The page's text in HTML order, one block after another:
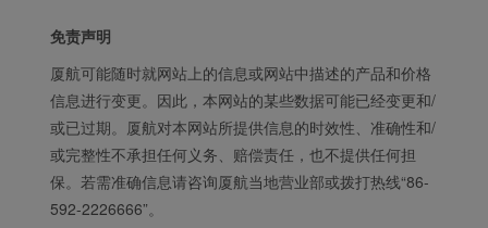
免责声明
厦航可能随时就网站上的信息或网站中描述的产品和价格
信息进行变更。因此，本网站的某些数据可能已经变更和/
或已过期。厦航对本网站所提供信息的时效性、准确性和/
或完整性不承担任何义务、赔偿责任，也不提供任何担
保。若需准确信息请咨询厦航当地营业部或拨打热线“86-
592-2226666”。
验。 使用本网站，功能型
和分析型Cookie将被安装
在您的浏览器中。
在您的同意下，我们还将
使用营销Cookie (i) 分析
我们的营销绩效 (ii) 个性